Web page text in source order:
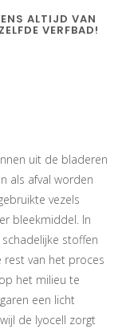
ALTIJD VAN
VERFBAD!
uit de bladeren
als afval worden
vezels
bleekmiddel. In
stoffen
rest van het proces
het milieu te
een licht
de lyocell zorgt